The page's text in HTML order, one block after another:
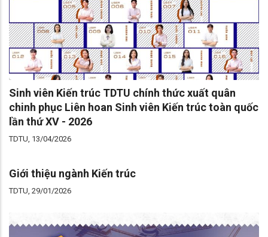
Sinh viên Kiến trúc TDTU chính thức xuất quân
chinh phục Liên hoan Sinh viên Kiến trúc toàn quốc
lần thứ XV - 2026
TDTU, 13/04/2026
Giới thiệu ngành Kiến trúc
TDTU, 29/01/2026